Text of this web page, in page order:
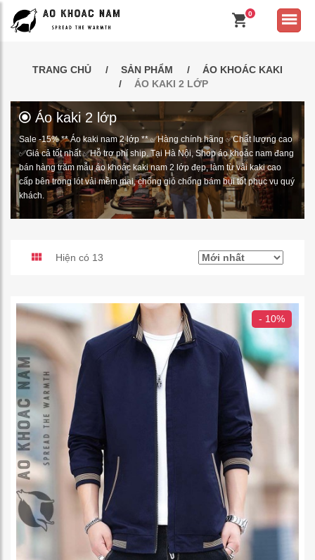
0
TRANG CHỦ SẢN PHẨM
ÁO KHOÁC KAKI
ÁO KAKI 2 LỚP
Áo kaki 2 lớp
Sale -15% ** Áo kaki nam 2 lớp ** ✅Hàng chính hãng ✅Chất lượng cao
✅Giá cả tốt nhất ✅Hỗ trợ phí ship. Tại Hà Nội, Shop áo khoác nam đang
bán hàng trăm mẫu áo khoác kaki nam 2 lớp đẹp, làm từ vải kaki cao
cấp bên trong lót vải mềm mại, chống gió chống bám bụi tốt phục vụ quý
khách.
Hiện có 13
- 10%